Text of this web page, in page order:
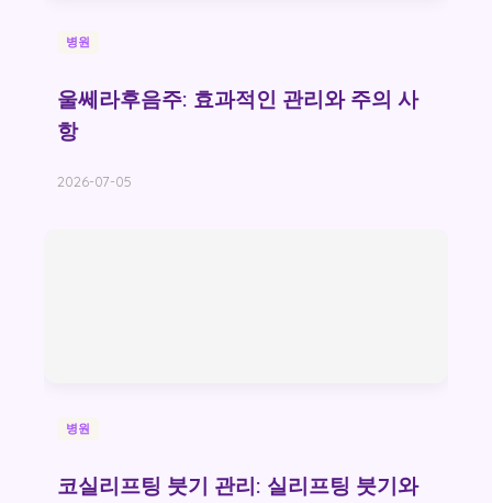
병원
울쎄라후음주: 효과적인 관리와 주의 사
항
2026-07-05
병원
코실리프팅 붓기 관리: 실리프팅 붓기와